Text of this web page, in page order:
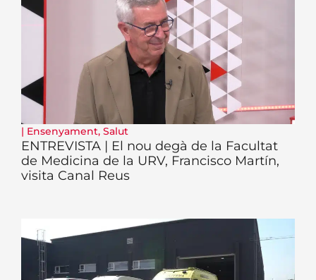
| Ensenyament, Salut
ENTREVISTA | El nou degà de la Facultat
de Medicina de la URV, Francisco Martín,
visita Canal Reus